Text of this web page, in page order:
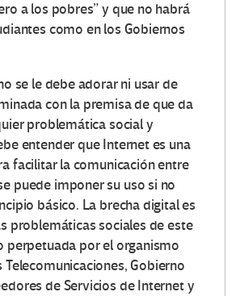
a los pobres” y que no habrá
como en los Gobiernos
se le debe adorar ni usar de
con la premisa de que da
problemática social y
entender que Internet es una
facilitar la comunicación entre
puede imponer su uso si no
básico. La brecha digital es
problemáticas sociales de este
perpetuada por el organismo
Telecomunicaciones, Gobierno
de Servicios de Internet y